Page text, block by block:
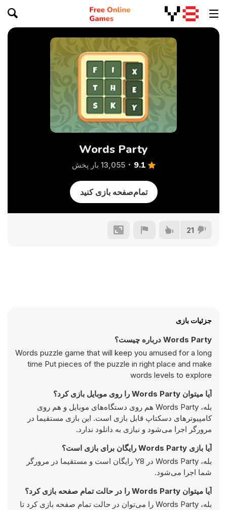
Words Party
9.1 13,055 بار پخش
تمام‌صفحه بازی کنید
21
جزئیات بازی
Words Party درباره چیست؟
Words puzzle game that will keep you amused for a long
time Put pieces of the puzzle in right place and make
words levels to explore
آیا میتوان Words Party را روی موبایل بازی کرد؟
بله، Words Party هم روی دستگاه‌های موبایل و هم روی
کامپیوترهای دسکتاپ قابل بازی است. این بازی مستقیما در
مرورگر اجرا می‌شود و نیازی به دانلود ندارد.
آیا بازی Words Party رایگان برای بازی است؟
بله، Words Party در Y8 رایگان است و مستقیما در مرورگر
شما اجرا می‌شود.
آیا میتوان Words Party را در حالت تمام صفحه بازی کرد؟
بله، Words Party را می‌توان در حالت تمام صفحه بازی کرد تا